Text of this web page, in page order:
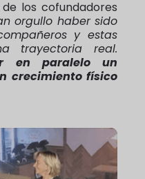
los cofundadores
orgullo haber sido
y estas
trayectoria real.
en paralelo un
crecimiento físico